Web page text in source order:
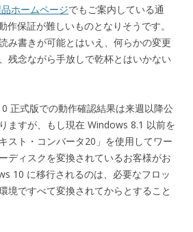
ホームページでもご案内している通
作保証が難しいものとなりそうです。
み書きが可能とはいえ、何らかの変更
残念ながら手放しで乾杯とはいかない
正式版での動作確認結果は来週以降公
ますが、もし現在 Windows 8.1 以前を
スト・コンバータ20」を使用してワー
ディスクを変換されているお客様がお
10 に移行されるのは、必要なフロッ
境ですべて変換されてからとすること